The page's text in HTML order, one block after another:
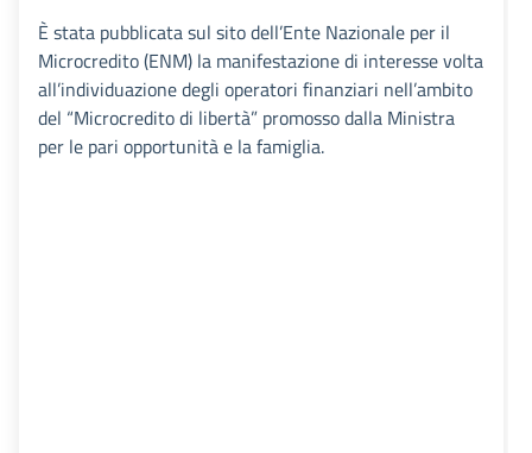
È stata pubblicata sul sito dell’Ente Nazionale per il
Microcredito (ENM) la manifestazione di interesse volta
all’individuazione degli operatori finanziari nell’ambito
del “Microcredito di libertà” promosso dalla Ministra
per le pari opportunità e la famiglia.